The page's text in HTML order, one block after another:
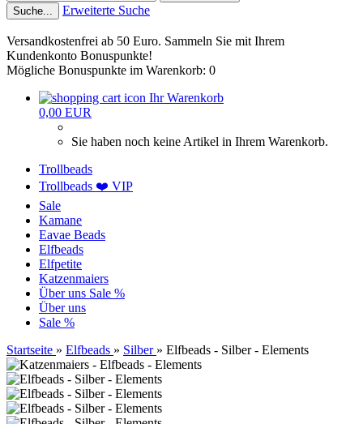
Suche... Erweiterte Suche
Versandkostenfrei ab 50 Euro. Sammeln Sie mit Ihrem
Kundenkonto Bonuspunkte!
Mögliche Bonuspunkte im Warenkorb: 0
Ihr Warenkorb
0,00 EUR
Sie haben noch keine Artikel in Ihrem Warenkorb.
Trollbeads
Trollbeads ❤️ VIP
Sale
Kamane
Eavae Beads
Elfbeads
Elfpetite
Katzenmaiers
Über uns Sale %
Über uns
Sale %
Startseite » Elfbeads » Silber » Elfbeads - Silber - Elements